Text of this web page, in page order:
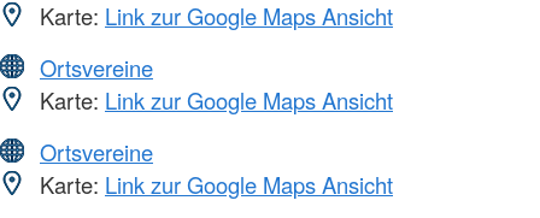
Karte: Link zur Google Maps Ansicht
Ortsvereine
Karte: Link zur Google Maps Ansicht
Ortsvereine
Karte: Link zur Google Maps Ansicht